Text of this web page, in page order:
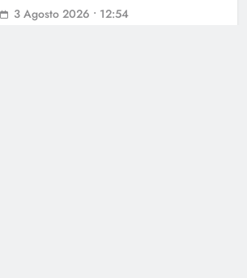
3 Agosto 2026 • 12:54